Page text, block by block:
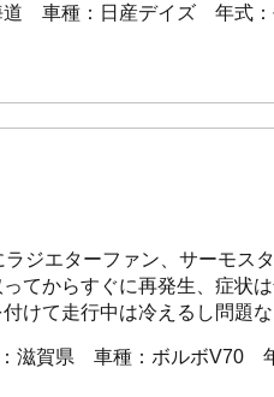
道 車種：日産デイズ 年式
ジエターファン、サーモス
てからすぐに再発生、症状
けて走行中は冷えるし問題
滋賀県 車種：ボルボV70